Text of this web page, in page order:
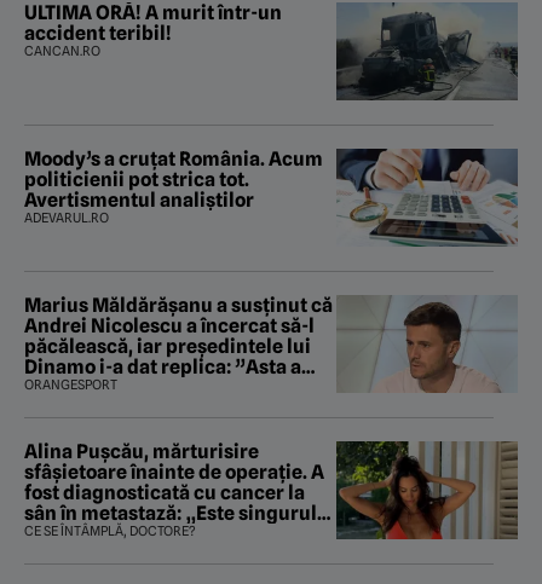
ULTIMA ORĂ! A murit într-un
accident teribil!
CANCAN.RO
Moody’s a cruțat România. Acum
politicienii pot strica tot.
Avertismentul analiștilor
ADEVARUL.RO
Marius Măldărăşanu a susţinut că
Andrei Nicolescu a încercat să-l
păcălească, iar preşedintele lui
Dinamo i-a dat replica: ”Asta a
fost istoria”
ORANGESPORT
Alina Pușcău, mărturisire
sfâșietoare înainte de operație. A
fost diagnosticată cu cancer la
sân în metastază: „Este singurul
tratament care o să mă ajute să
CE SE ÎNTÂMPLĂ, DOCTORE?